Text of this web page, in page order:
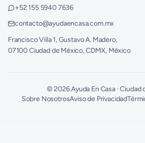
+52 155 5940 7636
contacto@ayudaencasa.com.mx
Francisco Villa 1, Gustavo A. Madero,
07100 Ciudad de México, CDMX, México
©2026Ayuda En Casa · Ciudad
Sobre NosotrosAviso de Privacidad